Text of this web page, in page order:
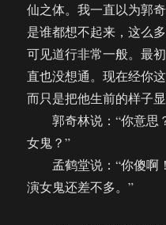
仙之体。我一直以为郭
是谁都想不起来，这么
可见道行非常一般。最
直也没想通。现在经你
而只是把他生前的样子
郭奇林说：“你意思
女鬼？”
孟鹤堂说：“你傻啊
演女鬼还差不多。”